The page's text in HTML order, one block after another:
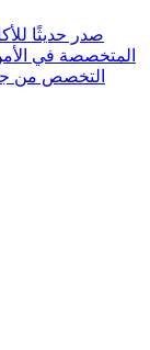
المتخصصة في
التخصص من